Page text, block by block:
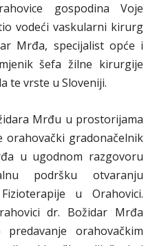
gospodina Voje
vodeći vaskularni kirurg
Mrđa, specijalist opće i
šefa žilne kirurgije
te vrste u Sloveniji.
Mrđu u prostorijama
orahovački gradonačelnik
u ugodnom razgovoru
podršku otvaranju
u Orahovici.
dr. Božidar Mrđa
orahovačkim